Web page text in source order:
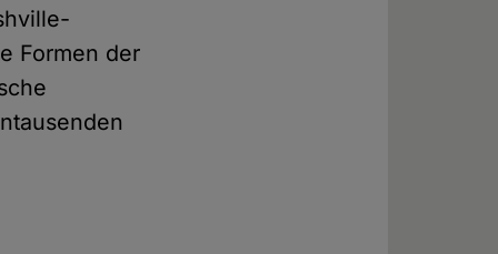
Formen der